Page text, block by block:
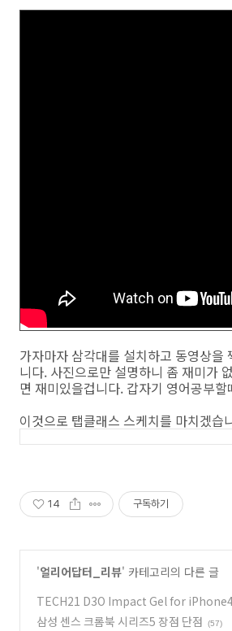
가자마자 삼각대를 설치하고 동영상을
니다. 사진으로만 설명하니 좀 재미가
면 재미있을겁니다. 갑자기 영어공부
이것으로 탭클래스 스케치를 마치겠습
14 구독하기
'얼리어답터_리뷰' 카테고리의 다른 글
TECH21 D3O Impact Gel for
폰4 케이스 추천
(11)
삼성 센스 크롬북 시리즈5 장점 단점 (57)